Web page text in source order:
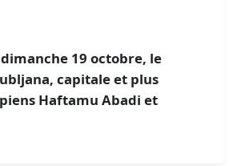
19 octobre, le
capitale et plus
Haftamu Abadi et